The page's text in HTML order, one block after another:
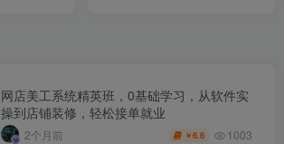
网店美工系统精英班，0基础学习，从软件实
操到店铺装修，轻松接单就业
2个月前 ￥6.6 1003